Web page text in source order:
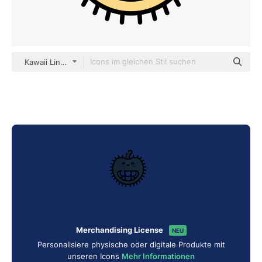
Kawaii Lineal color
Merchandising License NEU
Personalisiere physische oder digitale Produkte mit
unseren Icons Mehr Informationen